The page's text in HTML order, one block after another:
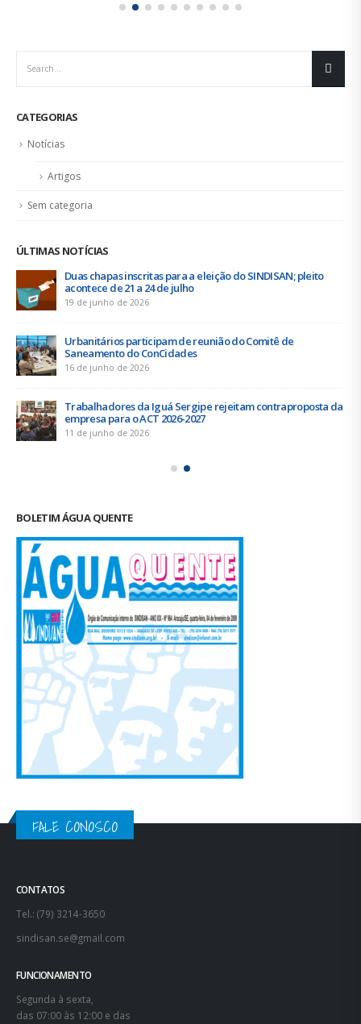
CATEGORIAS
Notícias
Artigos
Sem categoria
ÚLTIMAS NOTÍCIAS
Duas chapas inscritas para a eleição do SINDISAN; pleito
acontece de 21 a 24 de julho
19 de junho de 2026
Urbanitários participam de reunião do Comitê de
Saneamento do ConCidades
16 de junho de 2026
Trabalhadores da Iguá Sergipe rejeitam contraproposta da
empresa para o ACT 2026-2027
11 de junho de 2026
BOLETIM ÁGUA QUENTE
FALE CONOSCO
CONTATOS
Tel.: (79) 3214-3650
sindisan.se@gmail.com
FUNCIONAMENTO
Segunda à sexta,
das 07:00 às 12:00 e das